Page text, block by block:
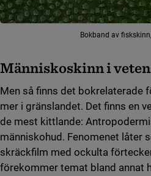
Bokband av
Människoskinn i
Men så finns det bokrelaterade
mer i gränslandet. Det finns en
de mest kittlande:
människohud. Fenomenet låter
skräckfilm med ockulta
förekommer temat bland annat